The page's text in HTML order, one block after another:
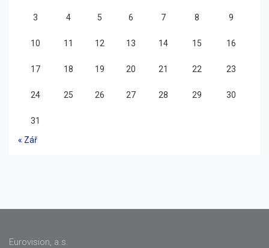
3 4 5 6 7 8 9
10 11 12 13 14 15 16
17 18 19 20 21 22 23
24 25 26 27 28 29 30
31
« Zář
Eurovision, a.s.